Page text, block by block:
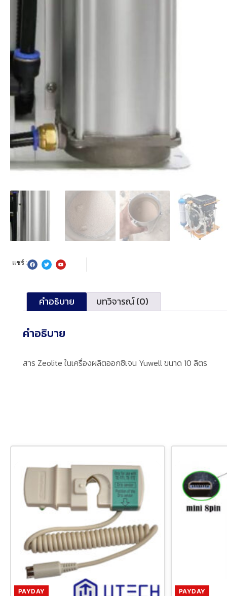
แชร์ :
คำอธิบาย บทวิจารณ์ (0)
คำอธิบาย
สาร Zeolite ในเครื่องผลิตออกซิเจน Yuwell ขนาด 10 ลิตร
PAYDAY PAYDAY